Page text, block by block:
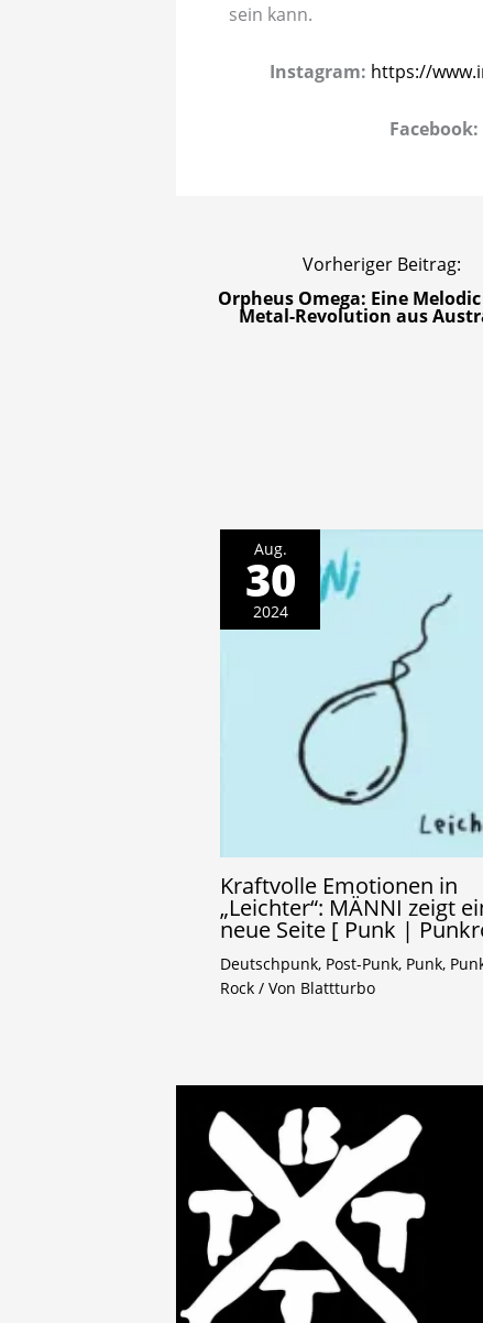
sein kann.
Instagram: https://
Facebook:
Vorheriger Beitrag:
Orpheus Omega: Eine
Metal-Revolution aus
Aug.
30
2024
Kraftvolle Emotionen in
„Leichter“: MÄNNI zeigt
neue Seite [ Punk |
Deutschpunk, Post-Punk, Punk,
Rock / Von Blattturbo